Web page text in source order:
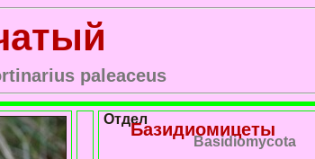
paleaceus
Отдел
Базидиомицеты
Basidiomycota